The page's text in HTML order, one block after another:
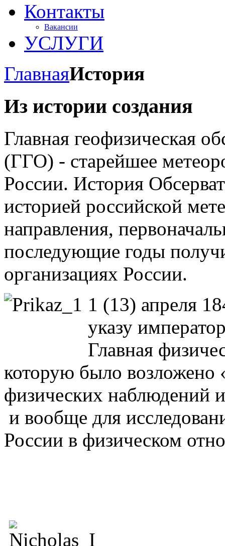
Контакты
Вакансии
УСЛУГИ
ГлавнаяИстория
Из истории создания
Главная геофизическая
(ГГО) - старейшее
России. История
историей российской
направления,
последующие годы
организациях России.
1 (13) апреля
указу
Главная
которую было возложено
физических наблюдений
и вообще для
России в физическом